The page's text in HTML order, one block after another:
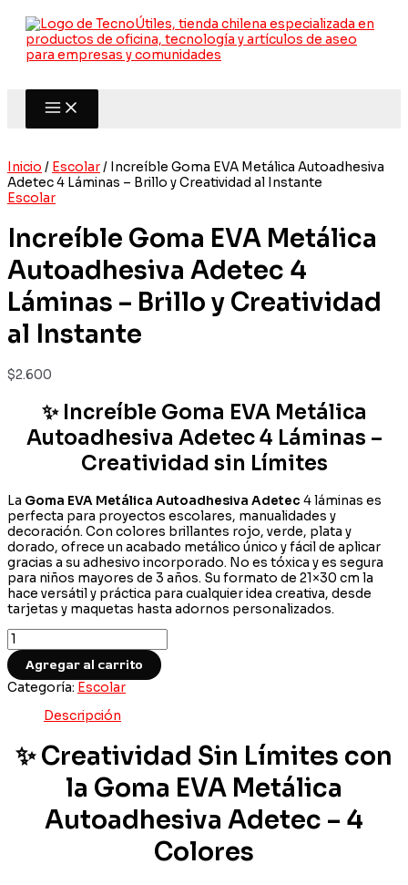
contenido
Inicio / Escolar/ Increíble Goma EVA Metálica Autoadhesiva
Adetec 4 Láminas – Brillo y Creatividad al Instante
Escolar
Increíble Goma EVA Metálica
Autoadhesiva Adetec 4
Láminas – Brillo y Creatividad
al Instante
$2.600
✨ Increíble Goma EVA Metálica
Autoadhesiva Adetec 4 Láminas –
Creatividad sin Límites
La Goma EVA Metálica Autoadhesiva Adetec 4 láminas es
perfecta para proyectos escolares, manualidades y
decoración. Con colores brillantes rojo, verde, plata y
dorado, ofrece un acabado metálico único y fácil de aplicar
gracias a su adhesivo incorporado. No es tóxica y es segura
para niños mayores de 3 años. Su formato de 21×30 cm la
hace versátil y práctica para cualquier idea creativa, desde
tarjetas y maquetas hasta adornos personalizados.
Increíble
Goma
EVA
Metálica
Autoadhesiva
Adetec
Láminas
Creatividad
Agregar al carrito
Categoría: Escolar
Descripción
✨ Creatividad Sin Límites con
la Goma EVA Metálica
Autoadhesiva Adetec – 4
Colores